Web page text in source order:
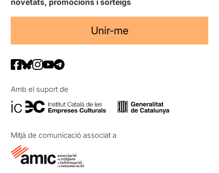
Unir-me
Amb el suport de
Mitjà de comunicació associat a